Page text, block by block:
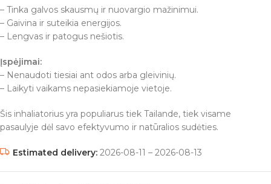
– Tinka galvos skausmų ir nuovargio mažinimui.
– Gaivina ir suteikia energijos.
– Lengvas ir patogus nešiotis.
Įspėjimai:
– Nenaudoti tiesiai ant odos arba gleivinių.
– Laikyti vaikams nepasiekiamoje vietoje.
Šis inhaliatorius yra populiarus tiek Tailande, tiek visame
pasaulyje dėl savo efektyvumo ir natūralios sudėties.
Estimated delivery: 2026-08-11 – 2026-08-13